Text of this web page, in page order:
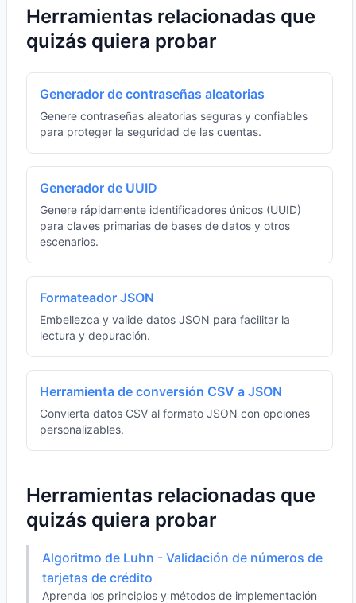
Herramientas relacionadas que
quizás quiera probar
Generador de contraseñas aleatorias
Genere contraseñas aleatorias seguras y confiables
para proteger la seguridad de las cuentas.
Generador de UUID
Genere rápidamente identificadores únicos (UUID)
para claves primarias de bases de datos y otros
escenarios.
Formateador JSON
Embellezca y valide datos JSON para facilitar la
lectura y depuración.
Herramienta de conversión CSV a JSON
Convierta datos CSV al formato JSON con opciones
personalizables.
Herramientas relacionadas que
quizás quiera probar
Algoritmo de Luhn - Validación de números de
tarjetas de crédito
Aprenda los principios y métodos de implementación